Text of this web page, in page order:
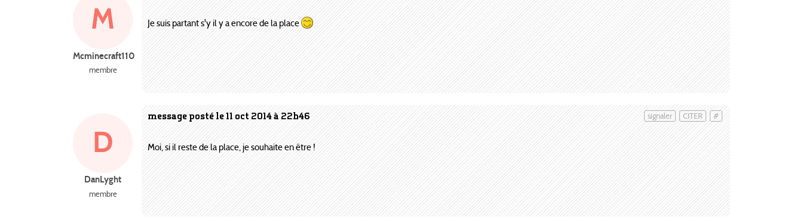
M
Mcminecraft110
membre
Je suis partant s'y il y a encore de la place
message posté le 11 oct 2014 à 22h46 #
CITER
signaler
D
DanLyght
membre
Moi, si il reste de la place, je souhaite en être !